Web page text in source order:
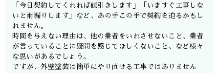
「今日契約してくれれば値引きします」「いますぐ工事しな
いと雨漏りします」など、あの手この手で契約を迫るかもし
れません。
時間を与えない理由は、他の業者をいれさせないこと、業者
が言っていることに疑問を感じてほしくないこと、など様々
な思いがあるでしょう。
ですが、外壁塗装は簡単にやり直せる工事ではありません